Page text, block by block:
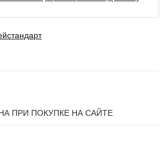
ПРИ ПОКУПКЕ НА САЙТЕ